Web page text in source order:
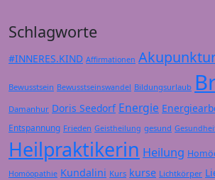
Schlagworte
#INNERES.KIND Affirmationen
Bewusstsein Bewusstseinswandel Bildungsurlaub
Damanhur Doris Seedorf Energie
Entspannung Frieden Geistheilung gesund
Heilpraktikerin Heilung
Homöopathie Kundalini Kurs kurse Lichtkörper